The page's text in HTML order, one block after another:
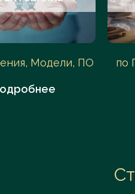
Модели, ПО по